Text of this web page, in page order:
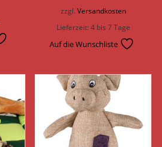
zzgl. Versandkosten
Lieferzeit:4 bis 7 Tage
Auf die Wunschliste